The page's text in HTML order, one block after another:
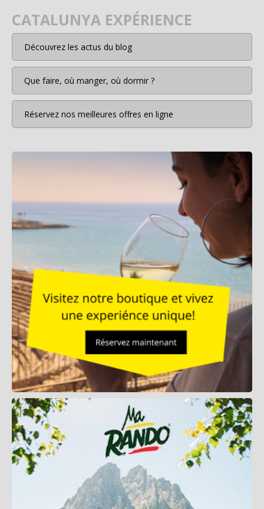
CATALUNYA EXPÉRIENCE
Découvrez les actus du blog
Que faire, où manger, où dormir ?
Réservez nos meilleures offres en ligne